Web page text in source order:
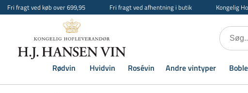
Fri fragt ved køb over 699,95 Fri fragt ved afhentning i butik Kongelig
Rødvin Hvidvin Rosévin Andre vintyper